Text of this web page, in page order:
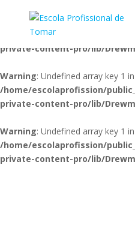
Warning: Undefined array key 1 in
/home/escolaprofission/
private-content-pro/lib/
Warning: Undefined array key 1 in
/home/escolaprofission/
private-content-pro/lib/
Warning: Undefined array key 1 in
/home/escolaprofission/
private-content-pro/lib/